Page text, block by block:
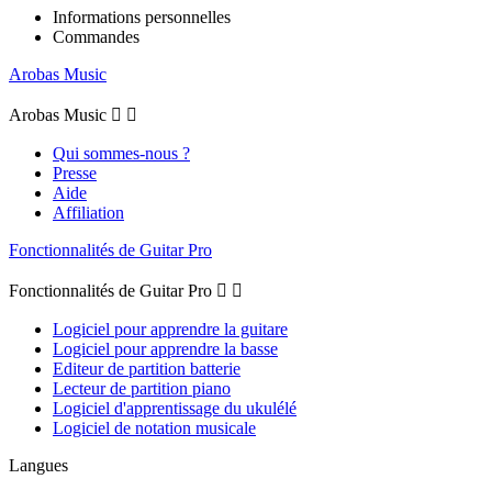
Informations personnelles
Commandes
Arobas Music
Arobas Music  
Qui sommes-nous ?
Presse
Aide
Affiliation
Fonctionnalités de Guitar Pro
Fonctionnalités de Guitar Pro  
Logiciel pour apprendre la guitare
Logiciel pour apprendre la basse
Editeur de partition batterie
Lecteur de partition piano
Logiciel d'apprentissage du ukulélé
Logiciel de notation musicale
Langues